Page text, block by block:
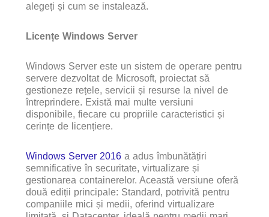
alegeți și cum se instalează.
Licențe Windows Server
Windows Server este un sistem de operare pentru
servere dezvoltat de Microsoft, proiectat să
gestioneze rețele, servicii și resurse la nivel de
întreprindere. Există mai multe versiuni
disponibile, fiecare cu propriile caracteristici și
cerințe de licențiere.
Windows Server 2016 a adus îmbunătățiri
semnificative în securitate, virtualizare și
gestionarea containerelor. Această versiune oferă
două ediții principale: Standard, potrivită pentru
companiile mici și medii, oferind virtualizare